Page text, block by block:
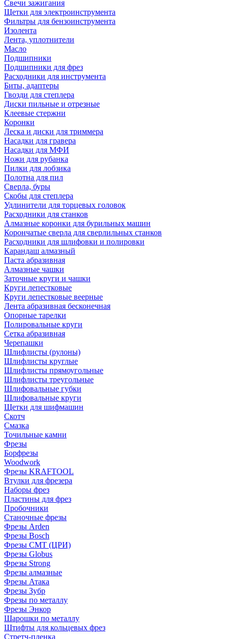
Свечи зажигания
Щетки для электроинструмента
Фильтры для бензоинструмента
Изолента
Лента, уплотнители
Масло
Подшипники
Подшипники для фрез
Расходники для инструмента
Биты, адаптеры
Гвозди для степлера
Диски пильные и отрезные
Клеевые стержни
Коронки
Леска и диски для триммера
Насадки для гравера
Насадки для МФИ
Ножи для рубанка
Пилки для лобзика
Полотна для пил
Сверла, буры
Скобы для степлера
Удлинители для торцевых головок
Расходники для станков
Алмазные коронки для бурильных машин
Корончатые сверла для сверлильных станков
Расходники для шлифовки и полировки
Карандаш алмазный
Паста абразивная
Алмазные чашки
Заточные круги и чашки
Круги лепестковые
Круги лепестковые веерные
Лента абразивная бесконечная
Опорные тарелки
Полировальные круги
Сетка абразивная
Черепашки
Шлифлисты (рулоны)
Шлифлисты круглые
Шлифлисты прямоугольные
Шлифлисты треугольные
Шлифовальные губки
Шлифовальные круги
Щетки для шифмашин
Скотч
Смазка
Точильные камни
Фрезы
Борфрезы
Woodwork
Фрезы KRAFTOOL
Втулки для фрезера
Наборы фрез
Пластины для фрез
Пробочники
Станочные фрезы
Фрезы Arden
Фрезы Bosch
Фрезы CMT (ЦРИ)
Фрезы Globus
Фрезы Strong
Фрезы алмазные
Фрезы Атака
Фрезы Зубр
Фрезы по металлу
Фрезы Энкор
Шарошки по металлу
Штифты для кольцевых фрез
Стретч-пленка